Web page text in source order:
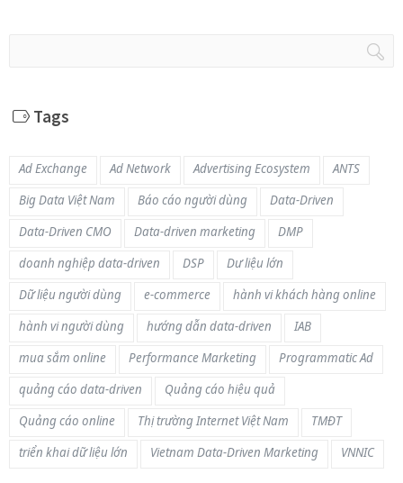
Tags
Ad Exchange Ad Network Advertising Ecosystem
ANTS
Big Data Việt Nam
Báo cáo người dùng
Data-Driven
Data-Driven CMO
Data-driven marketing
DMP
doanh nghiệp data-driven
DSP
Dư liệu lớn
Dữ liệu người dùng
e-commerce
hành vi khách hàng online
hành vi người dùng
hướng dẫn data-driven
IAB
mua sắm online
Performance Marketing
Programmatic Ad
quảng cáo data-driven
Quảng cáo hiệu quả
Quảng cáo online
Thị trường Internet Việt Nam
TMĐT
triển khai dữ liệu lớn
Vietnam Data-Driven Marketing VNNIC